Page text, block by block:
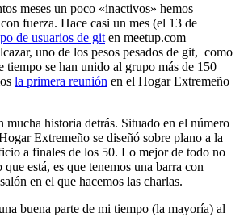
meses un poco «inactivos» hemos
fuerza. Hace casi un mes (el 13 de
de usuarios de git en meetup.com
uno de los pesos pesados de git, como
tiempo se han unido al grupo más de 150
la primera reunión en el Hogar Extremeño
mucha historia detrás. Situado en el número
Extremeño se diseñó sobre plano a la
a finales de los 50. Lo mejor de todo no
está, es que tenemos una barra con
en el que hacemos las charlas.
buena parte de mi tiempo (la mayoría) al